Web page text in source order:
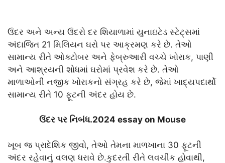
ઉંદર અને અન્ય ઉંદરો દર શિયાળામાં યુનાઇટેડ સ્ટેટ્સમાં
અંદાજિત 21 મિલિયન ઘરો પર આક્રમણ કરે છે. તેઓ
સામાન્ય રીતે ઓક્ટોબર અને ફેબ્રુઆરી વચ્ચે ખોરાક, પાણી
અને આશ્રયની શોધમાં ઘરોમાં પ્રવેશ કરે છે. તેઓ
માળાઓની નજીક ખોરાકનો સંગ્રહ કરે છે, જેમાં ખાદ્યપદાર્થો
સામાન્ય રીતે 10 ફૂટની અંદર હોય છે.
ઉંદર પર નિબંધ.2024 essay on Mouse
ખૂબ જ પ્રાદેશિક જીવો, તેઓ તેમના માળખાના 30 ફૂટની
અંદર રહેવાનું વલણ ધરાવે છે.કુદરતી રીતે લવચીક હોવાથી,